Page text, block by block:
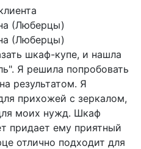
(Люберцы)
шкаф-купе, и нашла
Я решила попробовать
результатом. Я
прихожей с зеркалом,
моих нужд. Шкаф
придает ему приятный
отлично подходит для